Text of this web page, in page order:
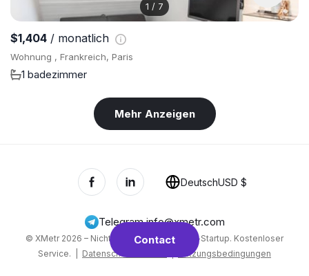
1 / 7
$1,404 / monatlich
Wohnung , Frankreich, Paris
1 badezimmer
Mehr Anzeigen
Contact
Telegram,info@xmetr.com
© XMetr 2026 – Nicht-kommerzielles Beta-Startup. Kostenloser
Service. | Datenschutzrichtlinie Nutzungsbedingungen
DeutschUSD $